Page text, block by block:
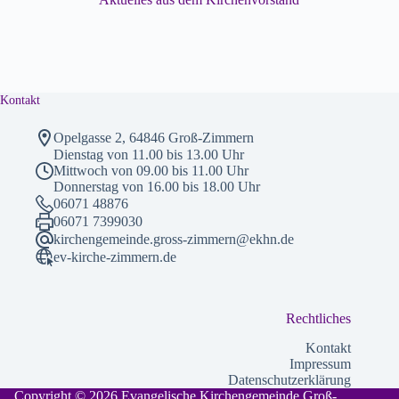
Kontakt
Opelgasse 2, 64846 Groß-Zimmern
Dienstag von 11.00 bis 13.00 Uhr
Mittwoch von 09.00 bis 11.00 Uhr
Donnerstag von 16.00 bis 18.00 Uhr
06071 48876
06071 7399030
kirchengemeinde.gross-zimmern@ekhn.de
ev-kirche-zimmern.de
Rechtliches
Kontakt
Impressum
Datenschutzerklärung